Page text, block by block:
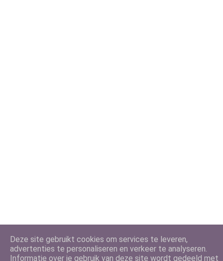
Deze site gebruikt cookies om services te leveren,
advertenties te personaliseren en verkeer te analyseren.
Informatie over je gebruik van deze site wordt gedeeld met